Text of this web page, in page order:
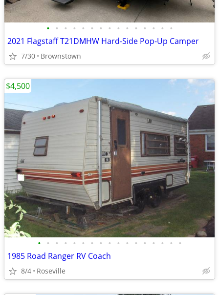
• • • • • • • • • • • • • • •
2021 Flagstaff T21DMHW Hard-Side Pop-Up Camper
7/30 Brownstown
• • • • • • • • • • • • • • • • •
1985 Road Ranger RV Coach
8/4 Roseville
$4,500